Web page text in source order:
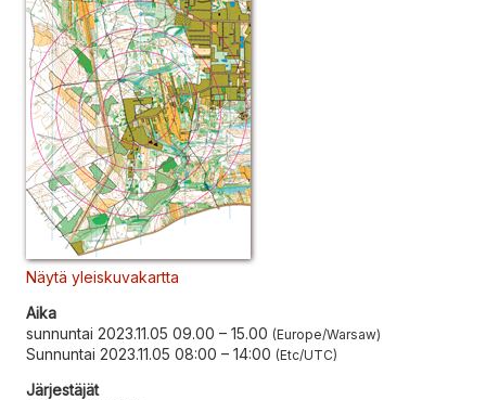
Näytä yleiskuvakartta
Aika
sunnuntai 2023.11.05 09.00 – 15.00 Europe/Warsaw
Sunnuntai 2023.11.05 08:00 – 14:00 Etc/UTC
Järjestäjät